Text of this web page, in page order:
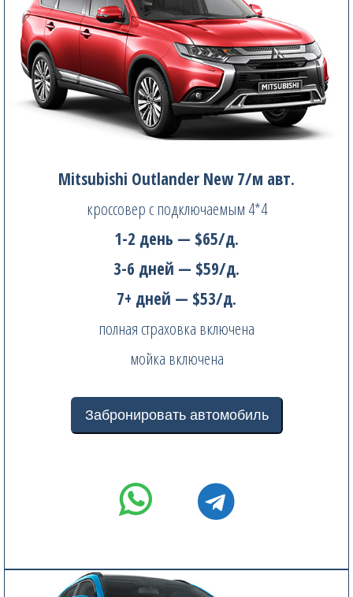
Mitsubishi Outlander New 7/м авт.
кроссовер с подключаемым 4*4
1-2 день — $65/д.
3-6 дней — $59/д.
7+ дней — $53/д.
полная страховка включена
мойка включена
Забронировать автомобиль